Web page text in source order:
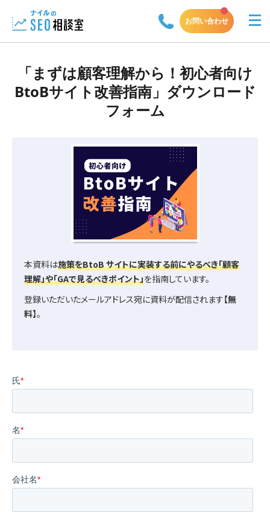
お問い合わせ
「まずは顧客理解から！初心者向け
BtoBサイト改善指南」ダウンロード
フォーム
本資料は施策をBtoB サイトに実装する前にやるべき「顧客
理解」や「GAで見るべきポイント」を指南しています。
登録いただいたメールアドレス宛に資料が配信されます【無
料】。